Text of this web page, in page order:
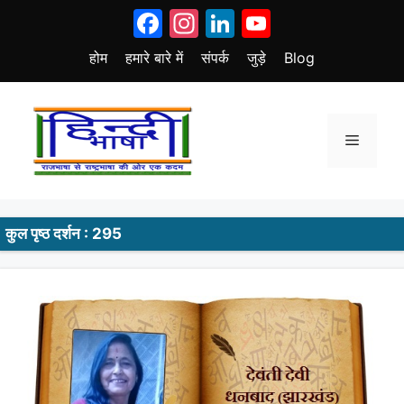
Facebook
Instagram
LinkedIn
होम हमारे बारे में संपर्क जुड़े Blog
Menu
कुल पृष्ठ दर्शन : 295